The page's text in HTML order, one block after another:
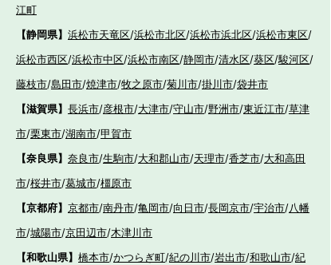
江町
【静岡県】 浜松市天竜区/浜松市北区/浜松市浜北区/浜松市東区/
浜松市西区/浜松市中区/浜松市南区/静岡市/清水区/葵区/駿河区/
藤枝市/島田市/焼津市/牧之原市/菊川市/掛川市/袋井市
【滋賀県】 長浜市/彦根市/大津市/守山市/野洲市/東近江市/草津
市/栗東市/湖南市/甲賀市
【奈良県】 奈良市/生駒市/大和郡山市/天理市/香芝市/大和高田
市/桜井市/葛城市/橿原市
【京都府】 京都市/南丹市/亀岡市/向日市/長岡京市/宇治市/八幡
市/城陽市/京田辺市/木津川市
【和歌山県】 橋本市/かつらぎ町/紀の川市/岩出市/和歌山市/紀